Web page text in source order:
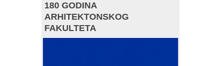
180 GODINA
ARHITEKTONSKOG
FAKULTETA